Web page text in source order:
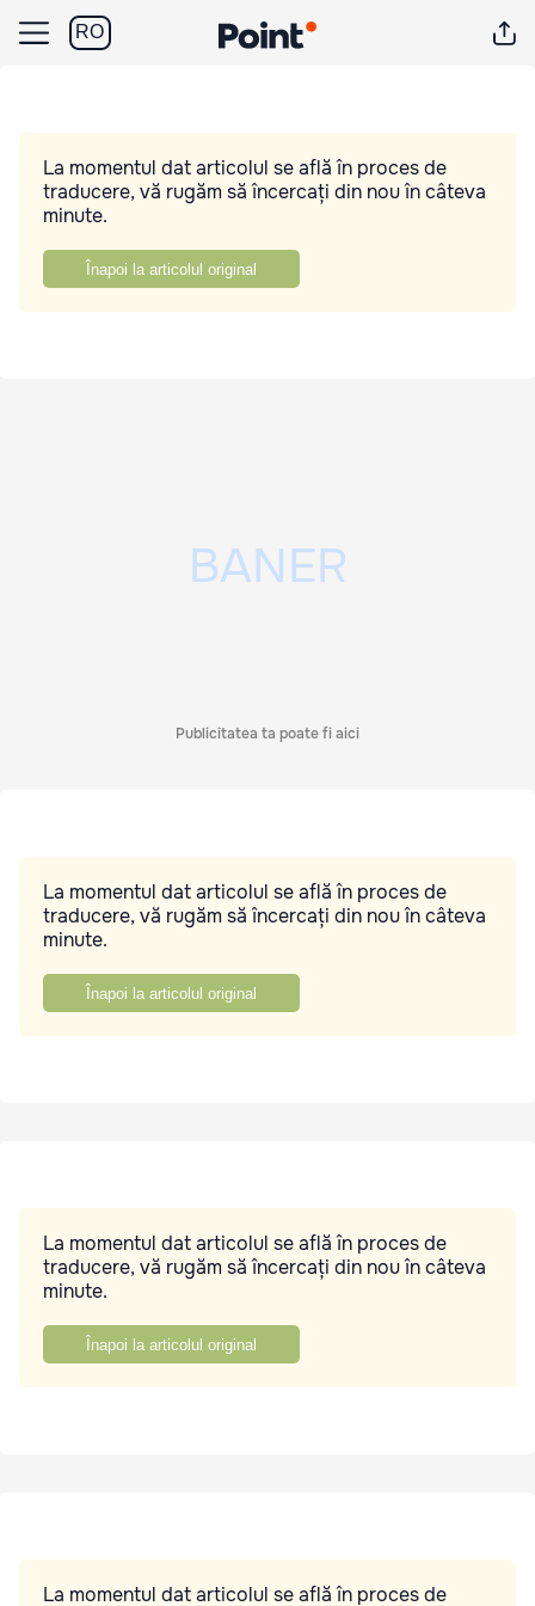
RO
La momentul dat articolul se află în proces de
traducere, vă rugăm să încercați din nou în câteva
minute.
Înapoi la articolul original
Publicitatea ta poate fi aici
La momentul dat articolul se află în proces de
traducere, vă rugăm să încercați din nou în câteva
minute.
Înapoi la articolul original
La momentul dat articolul se află în proces de
traducere, vă rugăm să încercați din nou în câteva
minute.
Înapoi la articolul original
La momentul dat articolul se află în proces de